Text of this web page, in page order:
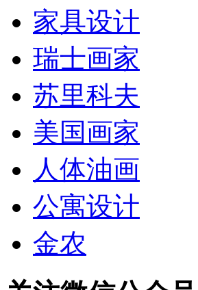
家具设计
瑞士画家
苏里科夫
美国画家
人体油画
公寓设计
金农